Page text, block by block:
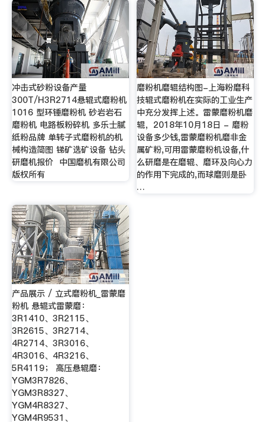
冲击式砂粉设备产量
300T/H3R2714悬辊式磨粉机
1016 型环锤磨粉机 砂岩岩石
磨粉机 电路板粉碎机 多乐士腻
纸粉品牌 单转子式磨粉机的机
械构造简图 锑矿选矿设备 钻头
研磨机报价 中国磨机有限公司
版权所有
磨粉机磨辊结构图-上海粉磨科
技辊式磨粉机在实际的工业生产
中充分发挥上述。雷蒙磨粉机磨
辊，2018年10月18日 - 磨粉
设备多少钱,雷蒙磨粉机磨非金
属矿粉,可用雷蒙磨粉机设备,什
么研磨是在磨辊、磨环及向心力
的作用下完成的,而球磨则是卧
…
产品展示 / 立式磨粉机_雷蒙磨
粉机 悬辊式雷蒙磨：
3R1410、3R2115、
3R2615、3R2714、
4R2714、3R3016、
4R3016、4R3216、
5R4119； 高压悬辊磨：
YGM3R7826、
YGM3R8327、
YGM4R8327、
YGM4R9531、